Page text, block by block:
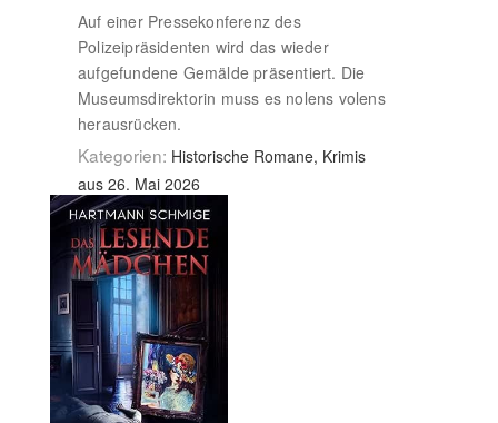
Auf einer Pressekonferenz des
Polizeipräsidenten wird das wieder
aufgefundene Gemälde präsentiert. Die
Museumsdirektorin muss es nolens volens
herausrücken.
Kategorien: Historische Romane, Krimis
aus 26. Mai 2026